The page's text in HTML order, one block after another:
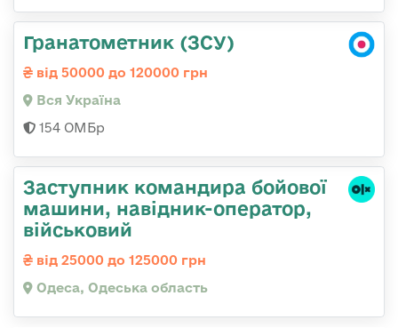
Гранатометник (ЗСУ)
від 50000 до 120000 грн
Вся Україна
154 ОМБр
Заступник командиpа бойової
машини, навідник-оператор,
військовий
від 25000 до 125000 грн
Одеса, Одеська область